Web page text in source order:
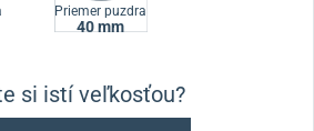
Priemer puzdra
40 mm
si istí veľkosťou?